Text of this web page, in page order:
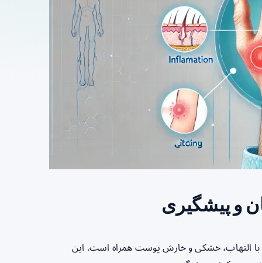
و پیشگیری
با التهاب، خشکی و خارش پوست همراه است. این